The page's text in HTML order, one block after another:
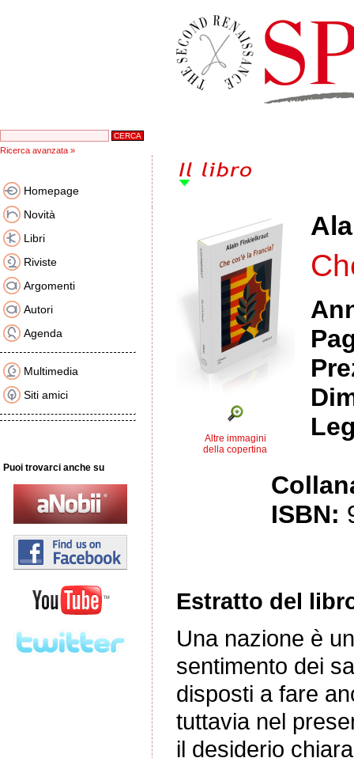
Ricerca avanzata »
Homepage
Novità
Libri
Riviste
Argomenti
Autori
Agenda
Multimedia
Siti amici
Puoi trovarci anche su
Altre immagini
della copertina
ISBN:
Estratto del
Una nazione è
sentimento dei
disposti a fare
tuttavia nel
il desiderio